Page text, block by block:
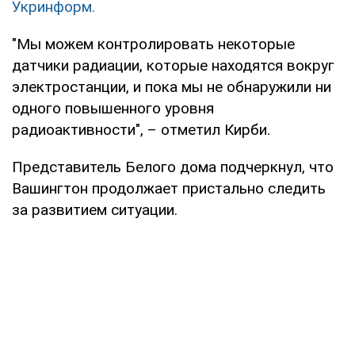
Укринформ.
"Мы можем контролировать некоторые
датчики радиации, которые находятся вокруг
электростанции, и пока мы не обнаружили ни
одного повышенного уровня
радиоактивности", – отметил Кирби.
Представитель Белого дома подчеркнул, что
Вашингтон продолжает пристально следить
за развитием ситуации.